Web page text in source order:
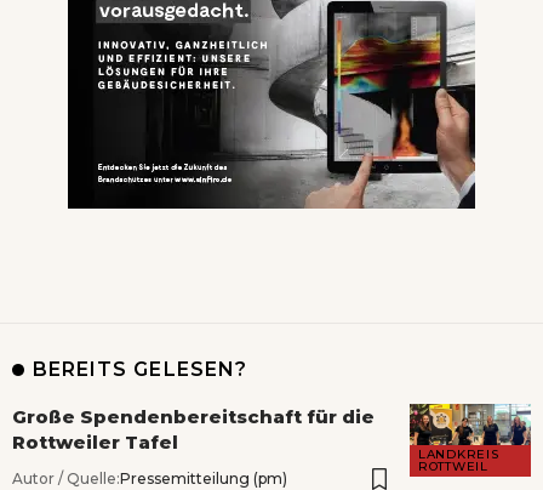
BEREITS GELESEN?
LANDKREIS
ROTTWEIL
Große Spendenbereitschaft für die
Rottweiler Tafel
Autor / Quelle:Pressemitteilung (pm)